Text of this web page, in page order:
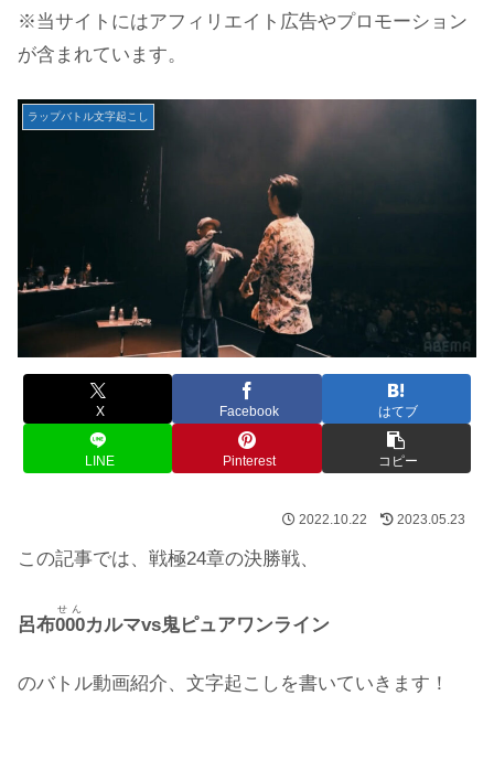
※当サイトにはアフィリエイト広告やプロモーション
が含まれています。
ラップバトル文字起こし
X Facebook はてブ
LINE Pinterest コピー
2022.10.22 2023.05.23
この記事では、戦極24章の決勝戦、
呂布000
せん
カルマvs鬼ピュアワンライン
のバトル動画紹介、文字起こしを書いていきます！